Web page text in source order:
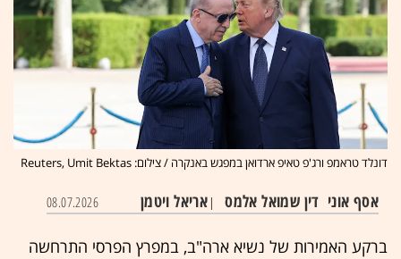
דונלד טראמפ ורג'פ טאיפ ארדואן במפגש באנקרה / צילום: Reuters, Umit Bektas
אסף אוני דין שמואל אלמס | אריאל ויטמן 08.07.2026
ברקע האמירות של נשיא ארה"ב, במפרץ הפרסי התרחשה